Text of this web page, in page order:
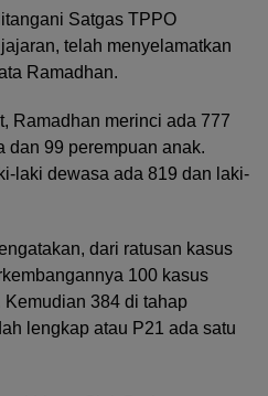
Satgas TPPO
telah menyelamatkan
Ramadhan.
Ramadhan merinci ada 777
dan 99 perempuan anak.
laki dewasa ada 819 dan laki-
dari ratusan kasus
100 kasus
384 di tahap
lengkap atau P21 ada satu